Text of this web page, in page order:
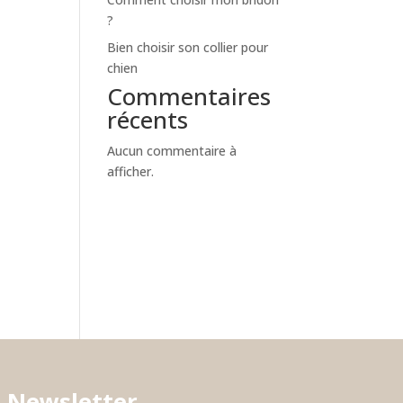
?
Bien choisir son collier pour
chien
Commentaires
récents
Aucun commentaire à
afficher.